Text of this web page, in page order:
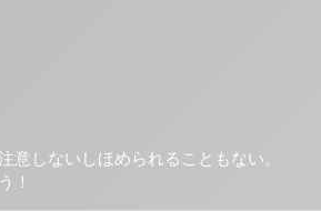
しないしほめられることもない。
！